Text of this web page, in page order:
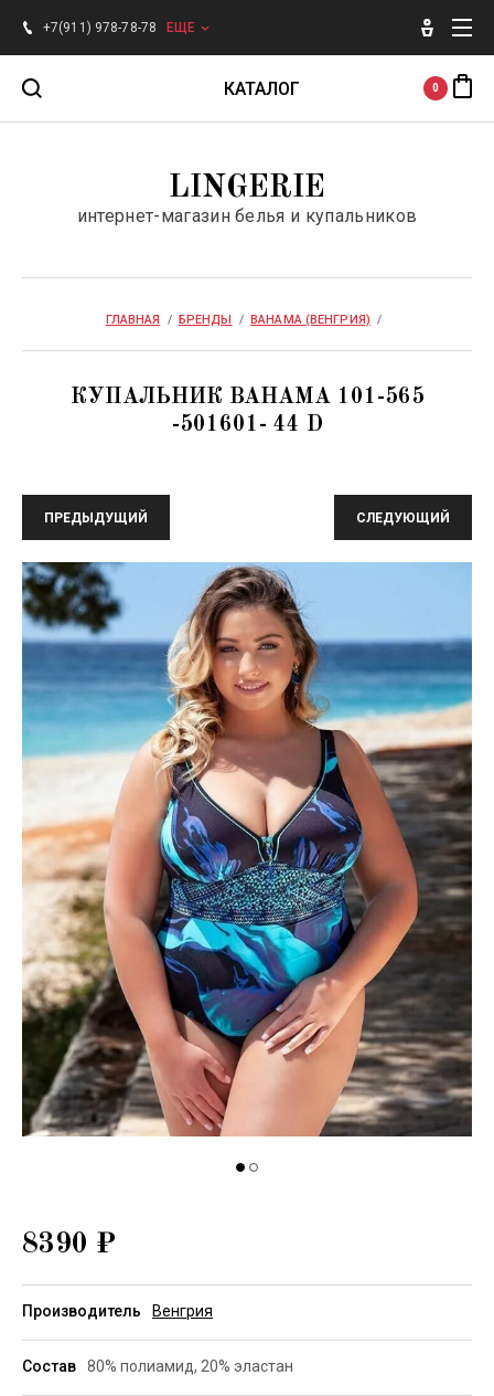
+7(911) 978-78-78 ЕЩЕ
КАТАЛОГ
Для мужчин
SALE
0
LINGERIE
интернет-магазин белья и купальников
ГЛАВНАЯ
  /
БРЕНДЫ
  /
BAHAMA (ВЕНГРИЯ)
  /
КУПАЛЬНИК BAHAMA 101-565
-501601- 44 D
ПРЕДЫДУЩИЙ СЛЕДУЮЩИЙ
8390 ₽
Производитель Венгрия
Состав 80% полиамид, 20% эластан